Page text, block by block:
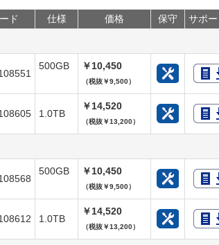
ド 仕様 価格 保守 サポ
500GB ￥10,450
（税抜￥9,500）
1.0TB
￥14,520
（税抜￥13,200）
500GB ￥10,450
（税抜￥9,500）
1.0TB
￥14,520
（税抜￥13,200）